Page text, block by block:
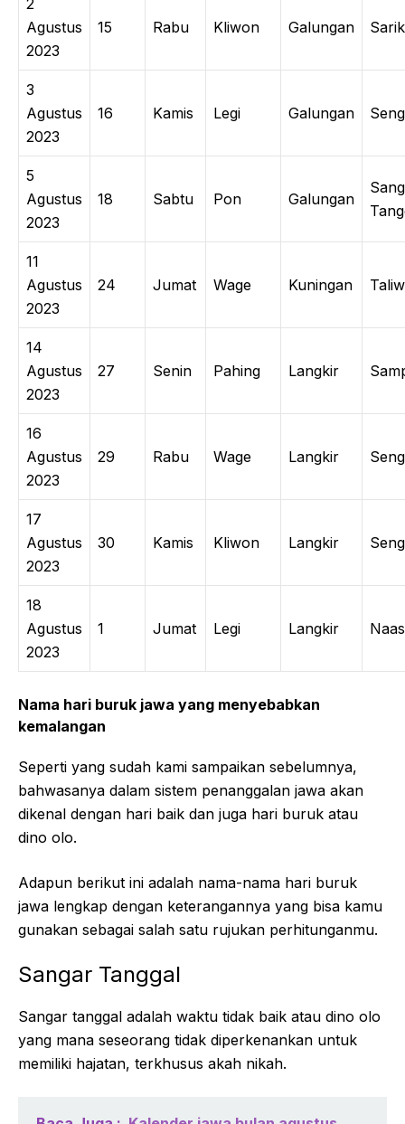
Agustus
2023
15 Rabu Kliwon Galungan
3
Agustus
2023
16 Kamis Legi Galungan
5
Agustus
2023
18 Sabtu Pon Galungan
11
Agustus
2023
24 Jumat Wage Kuningan
14
Agustus
2023
27 Senin Pahing Langkir
16
Agustus
2023
29 Rabu Wage Langkir
17
Agustus
2023
30 Kamis Kliwon Langkir
18
Agustus
2023
1 Jumat Legi Langkir
Nama hari buruk jawa yang menyebabkan
kemalangan
Seperti yang sudah kami sampaikan sebelumnya,
bahwasanya dalam sistem penanggalan jawa akan
dikenal dengan hari baik dan juga hari buruk atau
dino olo.
Adapun berikut ini adalah nama-nama hari buruk
jawa lengkap dengan keterangannya yang bisa kamu
gunakan sebagai salah satu rujukan perhitunganmu.
Sangar Tanggal
Sangar tanggal adalah waktu tidak baik atau dino olo
yang mana seseorang tidak diperkenankan untuk
memiliki hajatan, terkhusus akah nikah.